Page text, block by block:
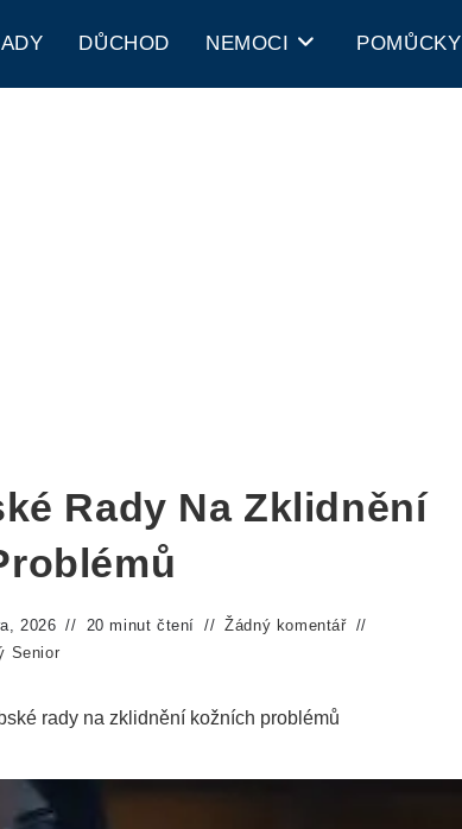
DŮCHOD NEMOCI POMŮCKY
Rady Na Zklidnění
2026 20 minut čtení
Žádný komentář
Senior
rady na zklidnění kožních problémů